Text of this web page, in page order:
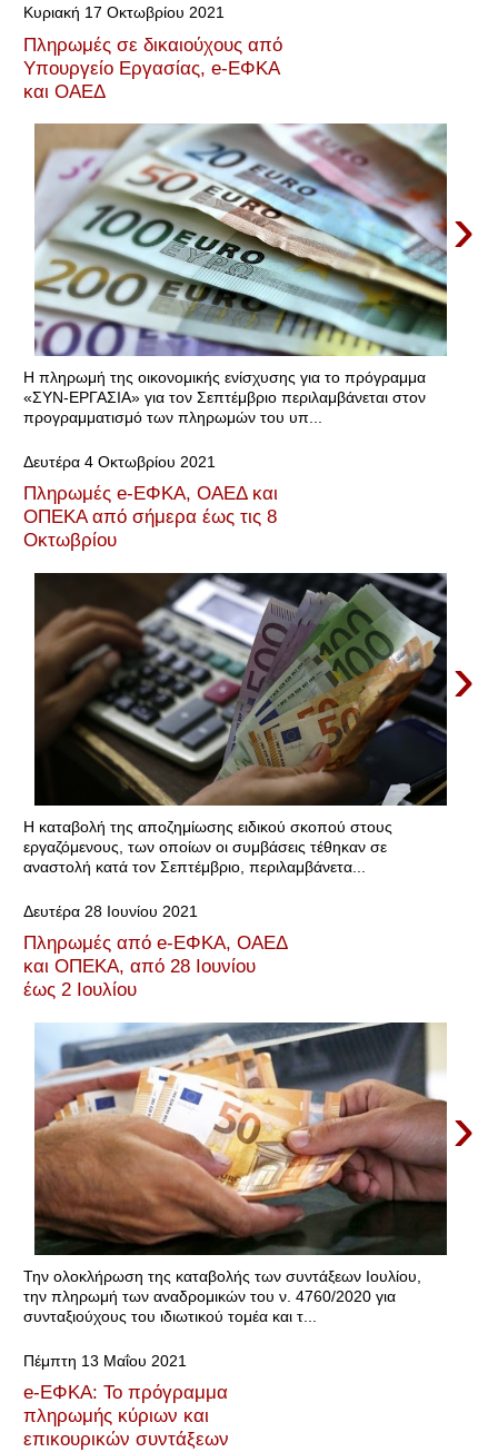
Κυριακή 17 Οκτωβρίου 2021
Πληρωμές σε δικαιούχους από
Υπουργείο Εργασίας, e-ΕΦΚΑ
και ΟΑΕΔ
›
H πληρωμή της οικονομικής ενίσχυσης για το πρόγραμμα
«ΣΥΝ-ΕΡΓΑΣΙΑ» για τον Σεπτέμβριο περιλαμβάνεται στον
προγραμματισμό των πληρωμών του υπ...
Δευτέρα 4 Οκτωβρίου 2021
Πληρωμές e-ΕΦΚΑ, ΟΑΕΔ και
ΟΠΕΚΑ από σήμερα έως τις 8
Οκτωβρίου
›
Η καταβολή της αποζημίωσης ειδικού σκοπού στους
εργαζόμενους, των οποίων οι συμβάσεις τέθηκαν σε
αναστολή κατά τον Σεπτέμβριο, περιλαμβάνετα...
Δευτέρα 28 Ιουνίου 2021
Πληρωμές από e-ΕΦΚΑ, ΟΑΕΔ
και ΟΠΕΚΑ, από 28 Ιουνίου
έως 2 Ιουλίου
›
Την ολοκλήρωση της καταβολής των συντάξεων Ιουλίου,
την πληρωμή των αναδρομικών του ν. 4760/2020 για
συνταξιούχους του ιδιωτικού τομέα και τ...
Πέμπτη 13 Μαΐου 2021
e-ΕΦΚΑ: Το πρόγραμμα
πληρωμής κύριων και
επικουρικών συντάξεων